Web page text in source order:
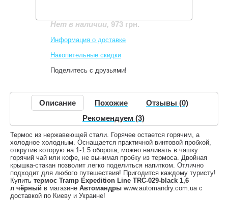
Нет в наличии, 973 грн.
Информация о доставке
Накопительные скидки
Поделитесь с друзьями!
Описание Похожие
Отзывы (0)
Рекомендуем (3)
Термос из нержавеющей стали. Горячее остается горячим, а
холодное холодным. Оснащается практичной винтовой пробкой,
открутив которую на 1-1.5 оборота, можно наливать в чашку
горячий чай или кофе, не вынимая пробку из термоса. Двойная
крышка-стакан позволит легко поделиться напитком. Отлично
подходит для любого путешествия! Пригодится каждому туристу!
Купить термос Tramp Expedition Line TRC-029-black 1,6
л чёрный в магазине Автомандры www.automandry.com.ua с
доставкой по Киеву и Украине!